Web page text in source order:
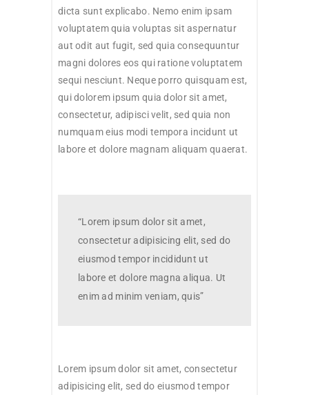
dicta sunt explicabo. Nemo enim ipsam
voluptatem quia voluptas sit aspernatur
aut odit aut fugit, sed quia consequuntur
magni dolores eos qui ratione voluptatem
sequi nesciunt. Neque porro quisquam est,
qui dolorem ipsum quia dolor sit amet,
consectetur, adipisci velit, sed quia non
numquam eius modi tempora incidunt ut
labore et dolore magnam aliquam quaerat.
“Lorem ipsum dolor sit amet,
consectetur adipisicing elit, sed do
eiusmod tempor incididunt ut
labore et dolore magna aliqua. Ut
enim ad minim veniam, quis”
Lorem ipsum dolor sit amet, consectetur
adipisicing elit, sed do eiusmod tempor